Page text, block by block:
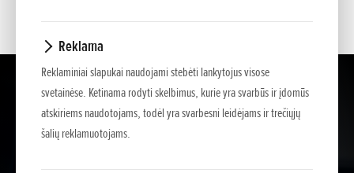
Reklama
Reklaminiai slapukai naudojami stebėti lankytojus visose
svetainėse. Ketinama rodyti skelbimus, kurie yra svarbūs ir įdomūs
atskiriems naudotojams, todėl yra svarbesni leidėjams ir trečiųjų
šalių reklamuotojams.